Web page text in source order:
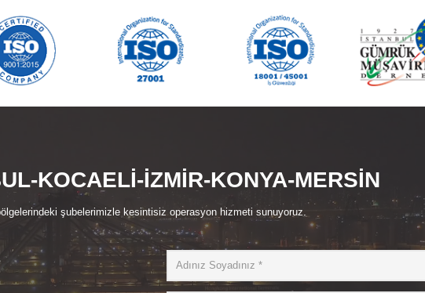
KOCAELİ-İZMİR-KONYA-MERSİN
şubelerimizle kesintisiz operasyon hizmeti sunuyoruz.